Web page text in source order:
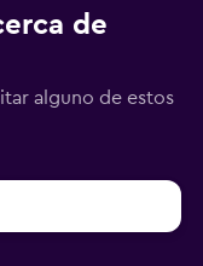
de
alguno de estos